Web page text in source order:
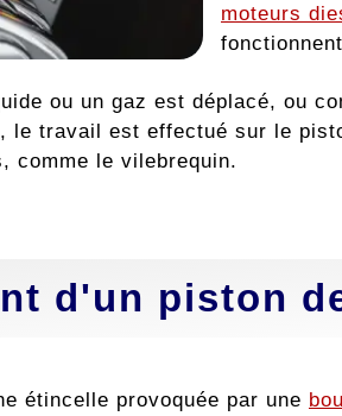
moteurs
ou un gaz est déplacé, ou
le travail est effectué sur le
comme le vilebrequin.
d'un piston
étincelle provoquée par une